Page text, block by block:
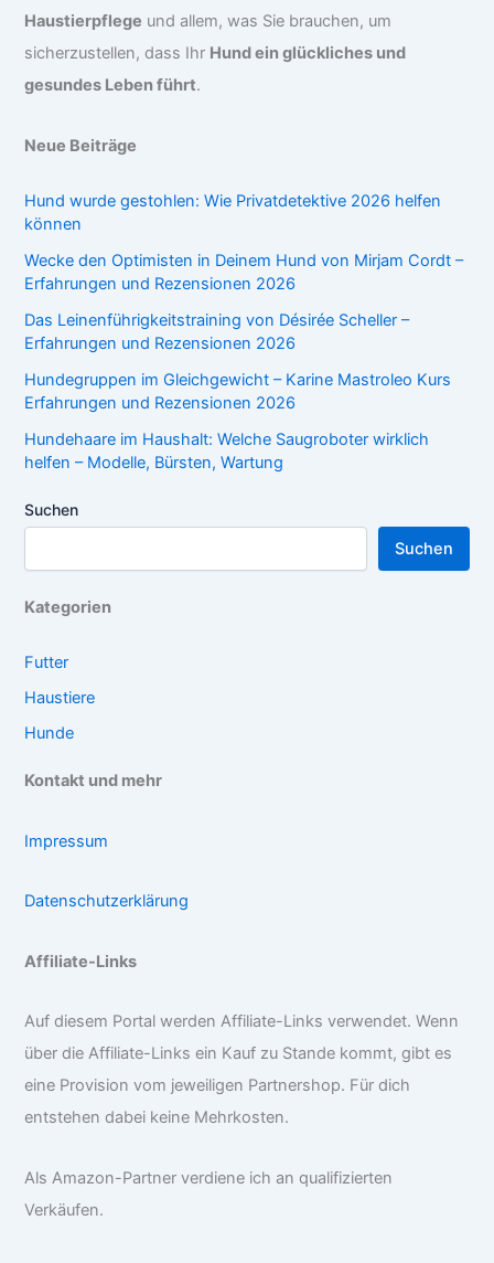
Haustierpflege und allem, was Sie brauchen, um
sicherzustellen, dass Ihr Hund ein glückliches und
gesundes Leben führt.
Neue Beiträge
Hund wurde gestohlen: Wie Privatdetektive 2026 helfen
können
Wecke den Optimisten in Deinem Hund von Mirjam Cordt –
Erfahrungen und Rezensionen 2026
Das Leinenführigkeitstraining von Désirée Scheller –
Erfahrungen und Rezensionen 2026
Hundegruppen im Gleichgewicht – Karine Mastroleo Kurs
Erfahrungen und Rezensionen 2026
Hundehaare im Haushalt: Welche Saugroboter wirklich
helfen – Modelle, Bürsten, Wartung
Suchen
Suchen
Kategorien
Futter
Haustiere
Hunde
Kontakt und mehr
Impressum
Datenschutzerklärung
Affiliate-Links
Auf diesem Portal werden Affiliate-Links verwendet. Wenn
über die Affiliate-Links ein Kauf zu Stande kommt, gibt es
eine Provision vom jeweiligen Partnershop. Für dich
entstehen dabei keine Mehrkosten.
Als Amazon-Partner verdiene ich an qualifizierten
Verkäufen.